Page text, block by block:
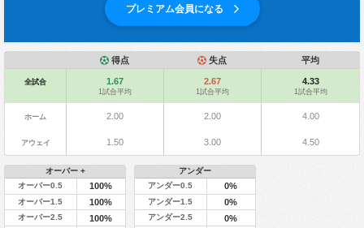
プレミアム会員になる
得点 失点 平均
全試合 1.67
1試合平均
2.67
1試合平均
4.33
1試合平均
ホーム 2.00 2.00 4.00
アウェイ 1.50 3.00 4.50
オーバー +
オーバー0.5
100%
オーバー1.5 100%
オーバー2.5 100%
アンダー
アンダー0.5
0%
アンダー1.5 0%
アンダー2.5 0%